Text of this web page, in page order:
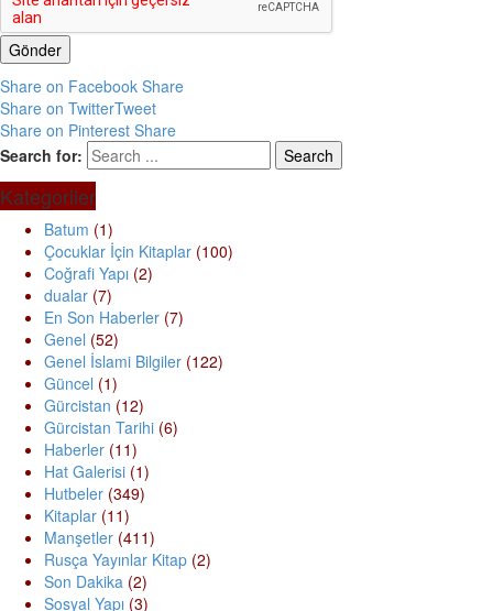
Share on Facebook Share
Share on TwitterTweet
Share on Pinterest Share
Search for:
Kategoriler
Batum (1)
Çocuklar İçin Kitaplar (100)
Coğrafi Yapı (2)
dualar (7)
En Son Haberler (7)
Genel (52)
Genel İslami Bilgiler (122)
Güncel (1)
Gürcistan (12)
Gürcistan Tarihi (6)
Haberler (11)
Hat Galerisi (1)
Hutbeler (349)
Kitaplar (11)
Manşetler (411)
Rusça Yayınlar Kitap (2)
Son Dakika (2)
Sosyal Yapı (3)